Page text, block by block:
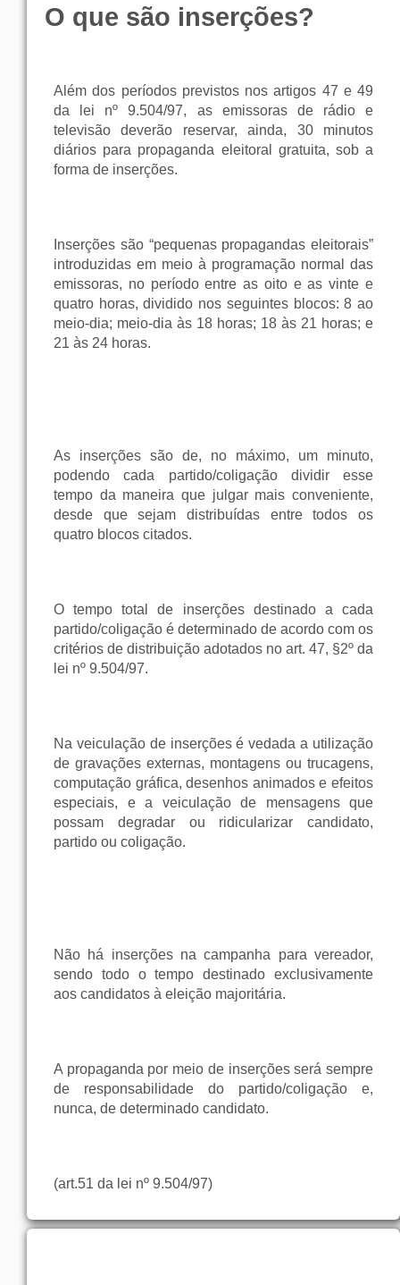
O que são inserções?
Além dos períodos previstos nos artigos 47 e 49
da lei nº 9.504/97, as emissoras de rádio e
televisão deverão reservar, ainda, 30 minutos
diários para propaganda eleitoral gratuita, sob a
forma de inserções.
Inserções são “pequenas propagandas eleitorais”
introduzidas em meio à programação normal das
emissoras, no período entre as oito e as vinte e
quatro horas, dividido nos seguintes blocos: 8 ao
meio-dia; meio-dia às 18 horas; 18 às 21 horas; e
21 às 24 horas.
As inserções são de, no máximo, um minuto,
podendo cada partido/coligação dividir esse
tempo da maneira que julgar mais conveniente,
desde que sejam distribuídas entre todos os
quatro blocos citados.
O tempo total de inserções destinado a cada
partido/coligação é determinado de acordo com os
critérios de distribuição adotados no art. 47, §2º da
lei nº 9.504/97.
Na veiculação de inserções é vedada a utilização
de gravações externas, montagens ou trucagens,
computação gráfica, desenhos animados e efeitos
especiais, e a veiculação de mensagens que
possam degradar ou ridicularizar candidato,
partido ou coligação.
Não há inserções na campanha para vereador,
sendo todo o tempo destinado exclusivamente
aos candidatos à eleição majoritária.
A propaganda por meio de inserções será sempre
de responsabilidade do partido/coligação e,
nunca, de determinado candidato.
(art.51 da lei nº 9.504/97)